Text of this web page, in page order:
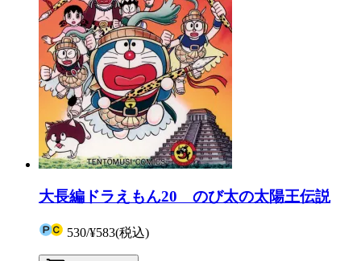
大長編ドラえもん20 のび太の太陽王伝説
530/¥583(税込)